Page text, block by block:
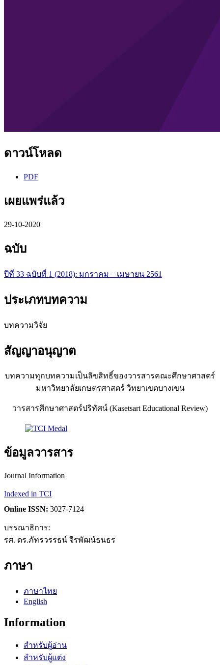
ดาวน์โหลด
PDF
เผยแพร่แล้ว
29-10-2020
ฉบับ
ปีที่ 33 ฉบับที่ 1 (2018): มกราคม – เมษายน 2561
ประเภทบทความ
บทความวิจัย
สัญญาอนุญาต
บทความทุกบทความเป็นลิขสิทธิ์ของวารสารคณะศึกษาศาสตร์
มหาวิทยาลัยเกษตรศาสตร์ วิทยาเขตบางเขน
วารสารศึกษาศาสตร์ปริทัศน์ (Kasetsart Educational Review)
ข้อมูลวารสาร
Journal Information
Indexed in TCI
Online ISSN: 3027-7124
บรรณาธิการ:
รศ. ดร.ภัทรวรรธน์ จีรพัฒน์ธนธร
ภาษา
ภาษาไทย
English
Information
สำหรับผู้อ่าน
สำหรับผู้แต่ง